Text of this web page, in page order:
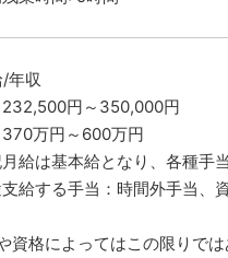
年収
円～350,000円
万円～600万円
月給は基本給となり、各種手
支給する手当：時間外手当、
資格によってはこの限りでは